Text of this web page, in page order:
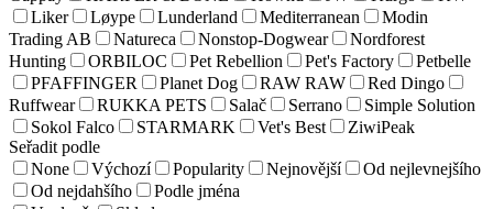
Liker
Løype Lunderland Mediterranean
Modin
Trading AB
Natureca Nonstop-Dogwear
Nordforest
Hunting
ORBILOC Pet Rebellion Pet's Factory
Petbelle
PFAFFINGER
Planet Dog RAW RAW
Red Dingo
Ruffwear
RUKKA PETS Salač Serrano
Simple Solution
Sokol Falco
STARMARK Vet's Best
ZiwiPeak
Seřadit podle
None
Výchozí Popularity Nejnovější
Od nejlevnejšího
Od nejdahšího
Podle jména